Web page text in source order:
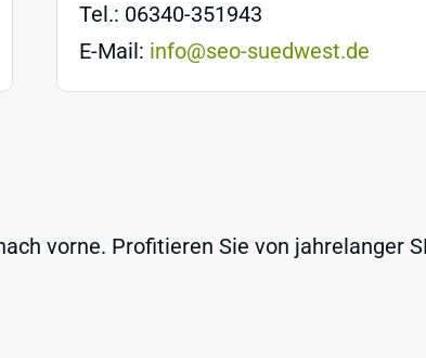
Tel.: 06340-351943
E-Mail: info@seo-suedwest.de
vorne. Profitieren Sie von jahrelanger